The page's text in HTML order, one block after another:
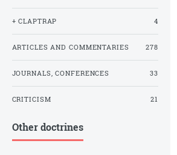
+ CLAPTRAP 4
ARTICLES AND COMMENTARIES 278
JOURNALS, CONFERENCES 33
CRITICISM 21
Other doctrines